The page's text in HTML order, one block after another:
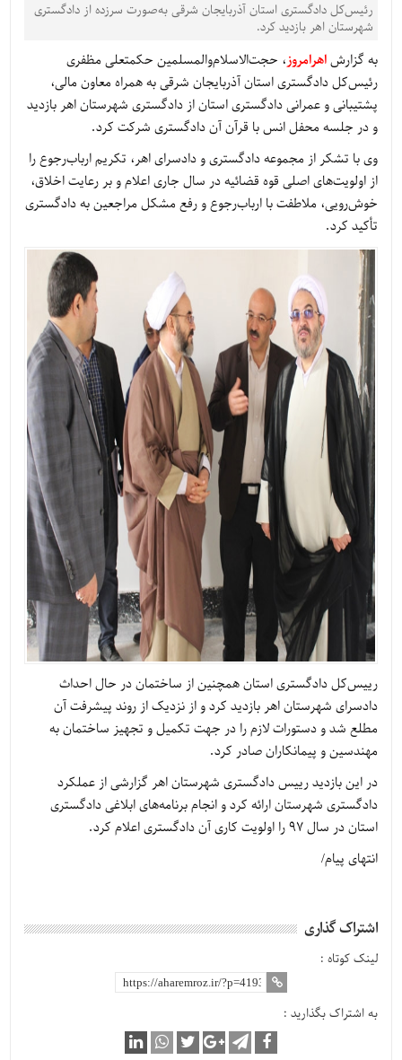
رئیس‌کل دادگستری استان آذربایجان شرقی به‌صورت سرزده از دادگستری
شهرستان اهر بازدید کرد.
به گزارشاهرامروز، حجت‌الاسلام‌والمسلمین حکمتعلی مظفری
رئیس‌کل دادگستری استان آذربایجان شرقی به همراه معاون مالی،
پشتیبانی و عمرانی دادگستری استان از دادگستری شهرستان اهر بازدید
و در جلسه محفل انس با قرآن آن دادگستری شرکت کرد.
وی با تشکر از مجموعه دادگستری و دادسرای اهر، تکریم ارباب‌رجوع را
از اولویت‌های اصلی قوه قضائیه در سال جاری اعلام و بر رعایت اخلاق،
خوش‌رویی، ملاطفت با ارباب‌رجوع و رفع مشکل مراجعین به دادگستری
تأکید کرد.
رییس‌کل دادگستری استان همچنین از ساختمان در حال احداث
دادسرای شهرستان اهر بازدید کرد و از نزدیک از روند پیشرفت آن
مطلع شد و دستورات لازم را در جهت تکمیل و تجهیز ساختمان به
مهندسین و پیمانکاران صادر کرد.
در این بازدید رییس دادگستری شهرستان اهر گزارشی از عملکرد
دادگستری شهرستان ارائه کرد و انجام برنامه‌های ابلاغی دادگستری
استان در سال 97 را اولویت کاری آن دادگستری اعلام کرد.
انتهای پیام/
اشتراک گذاری
لینک کوتاه :
به اشتراک بگذارید :